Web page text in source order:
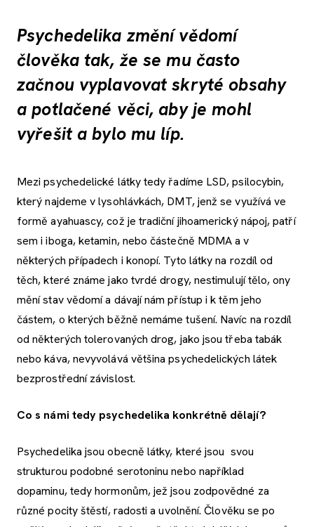
Psychedelika změní vědomí
člověka tak, že se mu často
začnou vyplavovat skryté obsahy
a potlačené věci, aby je mohl
vyřešit a bylo mu líp.
Mezi psychedelické látky tedy řadíme LSD, psilocybin,
který najdeme v lysohlávkách, DMT, jenž se využívá ve
formě ayahuascy, což je tradiční jihoamerický nápoj, patří
sem i iboga, ketamin, nebo částečně MDMA a v
některých případech i konopí. Tyto látky na rozdíl od
těch, které známe jako tvrdé drogy, nestimulují tělo, ony
mění stav vědomí a dávají nám přístup i k těm jeho
částem, o kterých běžně nemáme tušení. Navíc na rozdíl
od některých tolerovaných drog, jako jsou třeba tabák
nebo káva, nevyvolává většina psychedelických látek
bezprostřední závislost.
Co s námi tedy psychedelika konkrétně dělají?
Psychedelika jsou obecně látky, které jsou svou
strukturou podobné serotoninu nebo například
dopaminu, tedy hormonům, jež jsou zodpovědné za
různé pocity štěstí, radosti a uvolnění. Člověku se po